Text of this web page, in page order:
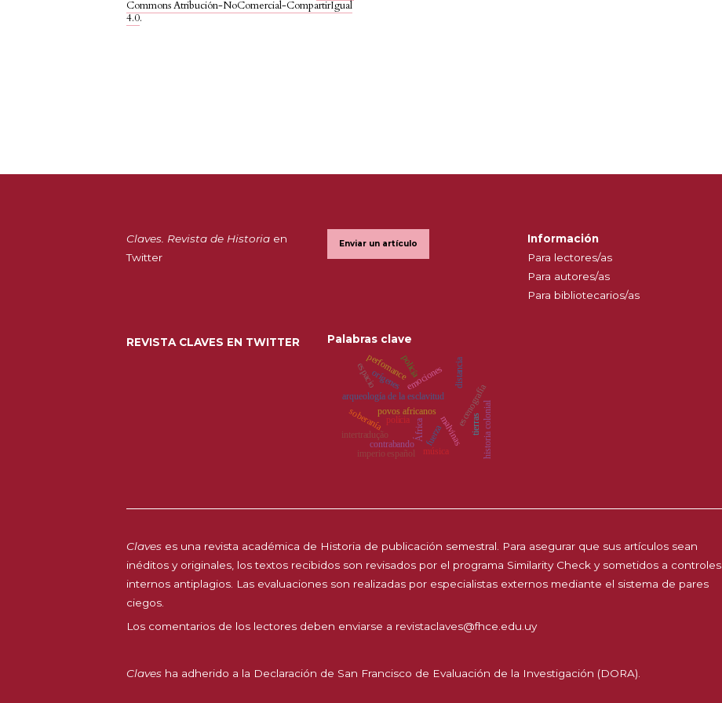
Commons Atribución-NoComercial-CompartirIgual
4.0.
Claves. Revista de Historia en
Twitter
Enviar un artículo
Información
Para lectores/as
Para autores/as
Para bibliotecarios/as
REVISTA CLAVES EN TWITTER Palabras clave
arqueología de la esclavitud
soberanía
orígenes
malvinas
intertradução
povos africanos
Áfricafuerza
emociones
escenografía
perfomance
espacio
historia colonial
distancia
policía
música
polícia
contrabando
imperio español
tierras
Claves es una revista académica de Historia de publicación semestral. Para asegurar que sus artículos sean
inéditos y originales, los textos recibidos son revisados por el programa Similarity Check y sometidos a controles
internos antiplagios. Las evaluaciones son realizadas por especialistas externos mediante el sistema de pares
ciegos.
Los comentarios de los lectores deben enviarse a revistaclaves@fhce.edu.uy
Claves ha adherido a la Declaración de San Francisco de Evaluación de la Investigación (DORA).